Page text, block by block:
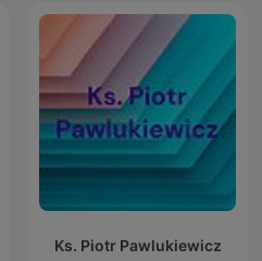
Ks. Piotr Pawlukiewicz